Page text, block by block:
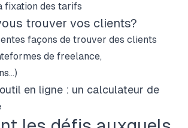
fixation des tarifs
trouver vos clients?
façons de trouver des clients
de freelance,
en ligne : un calculateur de